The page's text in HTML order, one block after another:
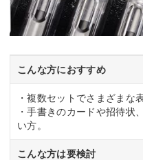
こんな方におすすめ
・複数セットでさまざまな
・手書きのカードや招待状
い方。
こんな方は要検討